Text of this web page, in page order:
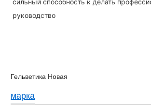
руководство
Гельветика Новая
марка